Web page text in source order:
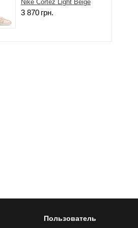
Nike Cortez Light Beige
3 870 грн.
Пользователь